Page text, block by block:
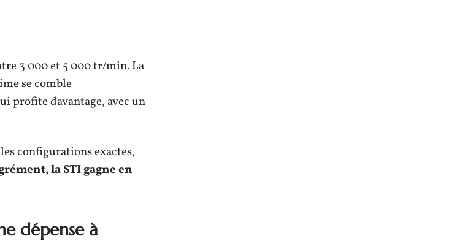
3 000 et 5 000 tr/min. La
se comble
profite davantage, avec un
configurations exactes,
la STI gagne en
dépense à